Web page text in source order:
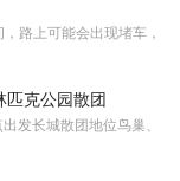
路上可能会出现堵车，
匹克公园散团
发长城散团地位鸟巢、